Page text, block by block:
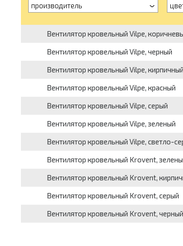
производитель
Вентилятор кровельный Vilpe,
Вентилятор кровельный Vilpe, черный
Вентилятор кровельный Vilpe, кирпичный
Вентилятор кровельный Vilpe, красный
Вентилятор кровельный Vilpe, серый
Вентилятор кровельный Vilpe, зеленый
Вентилятор кровельный Vilpe, светло-
Вентилятор кровельный Krovent,
Вентилятор кровельный Krovent,
Вентилятор кровельный Krovent, серый
Вентилятор кровельный Krovent, черный